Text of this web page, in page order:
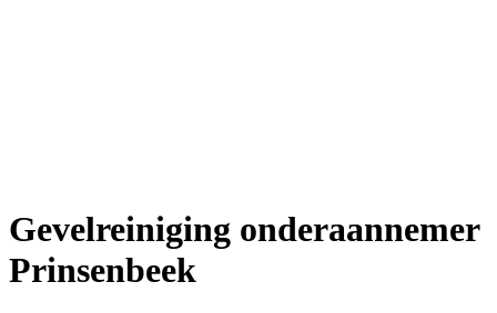
Gevelreiniging onderaannemer
Prinsenbeek